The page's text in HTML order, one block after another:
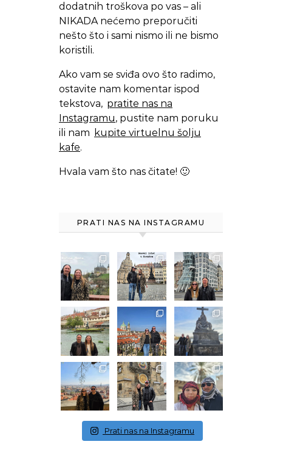
dodatnih troškova po vas – ali
NIKADA nećemo preporučiti
nešto što i sami nismo ili ne bismo
koristili.
Ako vam se sviđa ovo što radimo,
ostavite nam komentar ispod
tekstova, pratite nas na
Instagramu, pustite nam poruku
ili nam kupite virtuelnu šolju
kafe.
Hvala vam što nas čitate! 🙂
PRATI NAS NA INSTAGRAMU
Prati nas na Instagramu